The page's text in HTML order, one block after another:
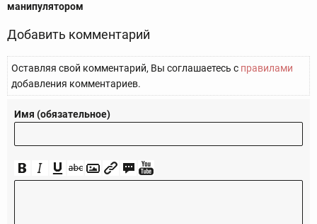
манипулятором
Добавить комментарий
Оставляя свой комментарий, Вы соглашаетесь с правилами
добавления комментариев.
Имя (обязательное)